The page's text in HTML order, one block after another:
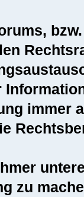
immer
zu